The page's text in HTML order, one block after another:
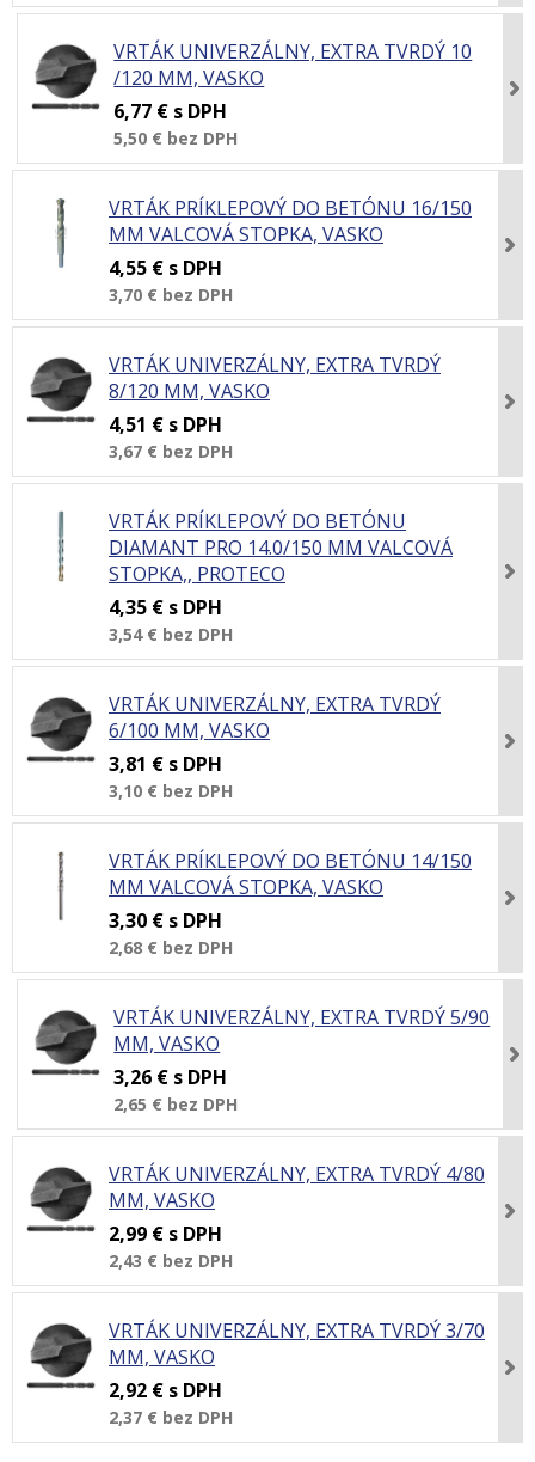
VRTÁK UNIVERZÁLNY, EXTRA TVRDÝ 10
/120 MM, VASKO
6,77 € s DPH
5,50 € bez DPH
VRTÁK PRÍKLEPOVÝ DO BETÓNU 16/150
MM VALCOVÁ STOPKA, VASKO
4,55 € s DPH
3,70 € bez DPH
VRTÁK UNIVERZÁLNY, EXTRA TVRDÝ
8/120 MM, VASKO
4,51 € s DPH
3,67 € bez DPH
VRTÁK PRÍKLEPOVÝ DO BETÓNU
DIAMANT PRO 14.0/150 MM VALCOVÁ
STOPKA,, PROTECO
4,35 € s DPH
3,54 € bez DPH
VRTÁK UNIVERZÁLNY, EXTRA TVRDÝ
6/100 MM, VASKO
3,81 € s DPH
3,10 € bez DPH
VRTÁK PRÍKLEPOVÝ DO BETÓNU 14/150
MM VALCOVÁ STOPKA, VASKO
3,30 € s DPH
2,68 € bez DPH
VRTÁK UNIVERZÁLNY, EXTRA TVRDÝ 5/90
MM, VASKO
3,26 € s DPH
2,65 € bez DPH
VRTÁK UNIVERZÁLNY, EXTRA TVRDÝ 4/80
MM, VASKO
2,99 € s DPH
2,43 € bez DPH
VRTÁK UNIVERZÁLNY, EXTRA TVRDÝ 3/70
MM, VASKO
2,92 € s DPH
2,37 € bez DPH